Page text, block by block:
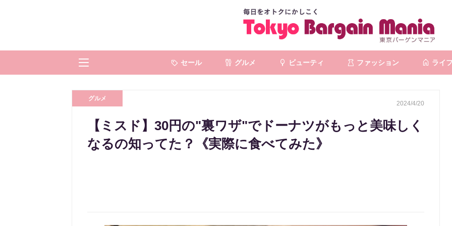
セール グルメ ビューティ ファッション ライフ
グルメ
2024/4/20
【ミスド】30円の"裏ワザ"でドーナツがもっと美味しく
なるの知ってた？《実際に食べてみた》